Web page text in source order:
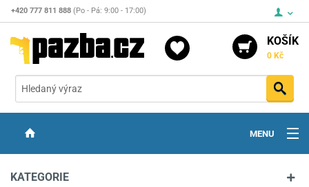
+420 777 811 888 (Po - Pá: 9:00 - 17:00)
KOŠÍK
0 Kč
MENU
KATEGORIE